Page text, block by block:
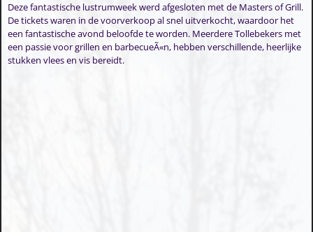
Deze fantastische lustrumweek werd afgesloten met de Masters of Grill.
De tickets waren in de voorverkoop al snel uitverkocht, waardoor het
een fantastische avond beloofde te worden. Meerdere Tollebekers met
een passie voor grillen en barbecueÃ«n, hebben verschillende, heerlijke
stukken vlees en vis bereidt.